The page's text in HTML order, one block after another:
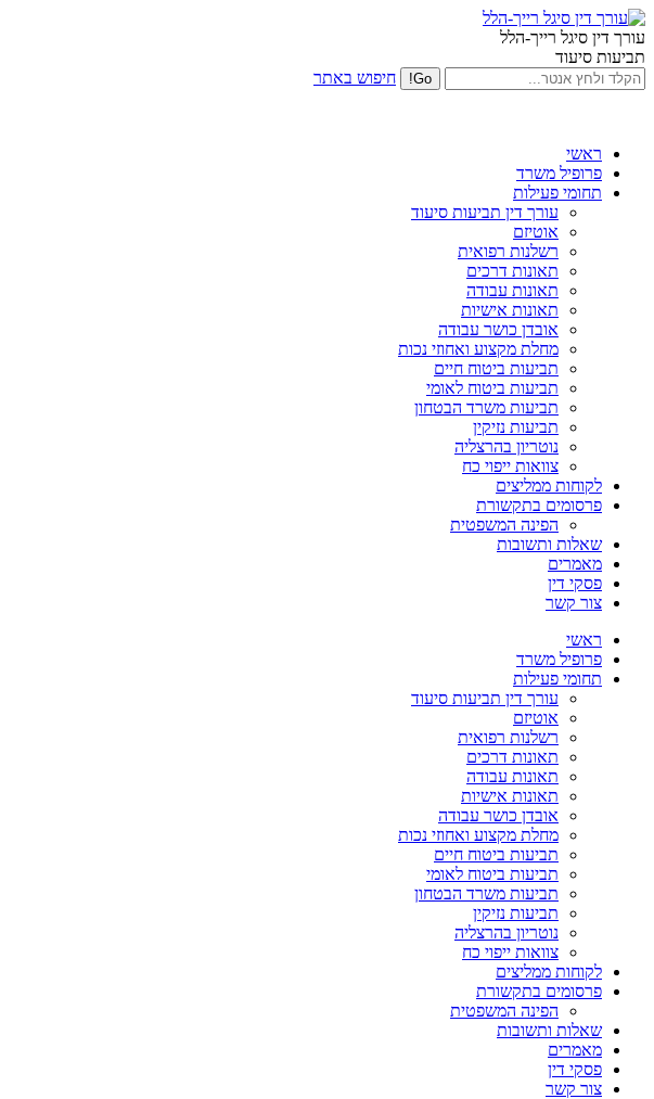
עורך דין סיגל רייך-הלל
תביעות סיעוד
חיפוש באתר
ראשי
פרופיל משרד
תחומי פעילות
עורך דין תביעות סיעוד
אוטיזם
רשלנות רפואית
תאונות דרכים
תאונות עבודה
תאונות אישיות
אובדן כושר עבודה
מחלת מקצוע ואחוזי נכות
תביעות ביטוח חיים
תביעות ביטוח לאומי
תביעות משרד הבטחון
תביעות נזיקין
נוטריון בהרצליה
צוואות ייפוי כח
לקוחות ממליצים
פרסומים בתקשורת
הפינה המשפטית
שאלות ותשובות
מאמרים
פסקי דין
צור קשר
ראשי
פרופיל משרד
תחומי פעילות
עורך דין תביעות סיעוד
אוטיזם
רשלנות רפואית
תאונות דרכים
תאונות עבודה
תאונות אישיות
אובדן כושר עבודה
מחלת מקצוע ואחוזי נכות
תביעות ביטוח חיים
תביעות ביטוח לאומי
תביעות משרד הבטחון
תביעות נזיקין
נוטריון בהרצליה
צוואות ייפוי כח
לקוחות ממליצים
פרסומים בתקשורת
הפינה המשפטית
שאלות ותשובות
מאמרים
פסקי דין
צור קשר